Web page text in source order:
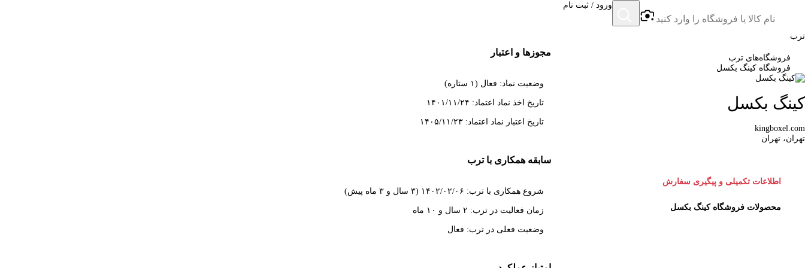
ترب
ورود / ثبت نام
فروشگاه‌های ترب
فروشگاه کینگ بکسل
کینگ بکسل
kingboxel.com
تهران، تهران
اطلاعات تکمیلی و پیگیری سفارش
محصولات فروشگاه کینگ بکسل
مجوزها و اعتبار
وضعیت نماد: فعال (۱ ستاره)
تاریخ اخذ نماد اعتماد: ۱۴۰۱/۱۱/۲۴
تاریخ اعتبار نماد اعتماد: ۱۴۰۵/۱۱/۲۳
سابقه همکاری با ترب
شروع همکاری با ترب: ۱۴۰۲/۰۲/۰۶ (۳ سال و ۳ ماه پیش)
زمان فعالیت در ترب: ۲ سال و ۱۰ ماه
وضعیت فعلی در ترب: فعال